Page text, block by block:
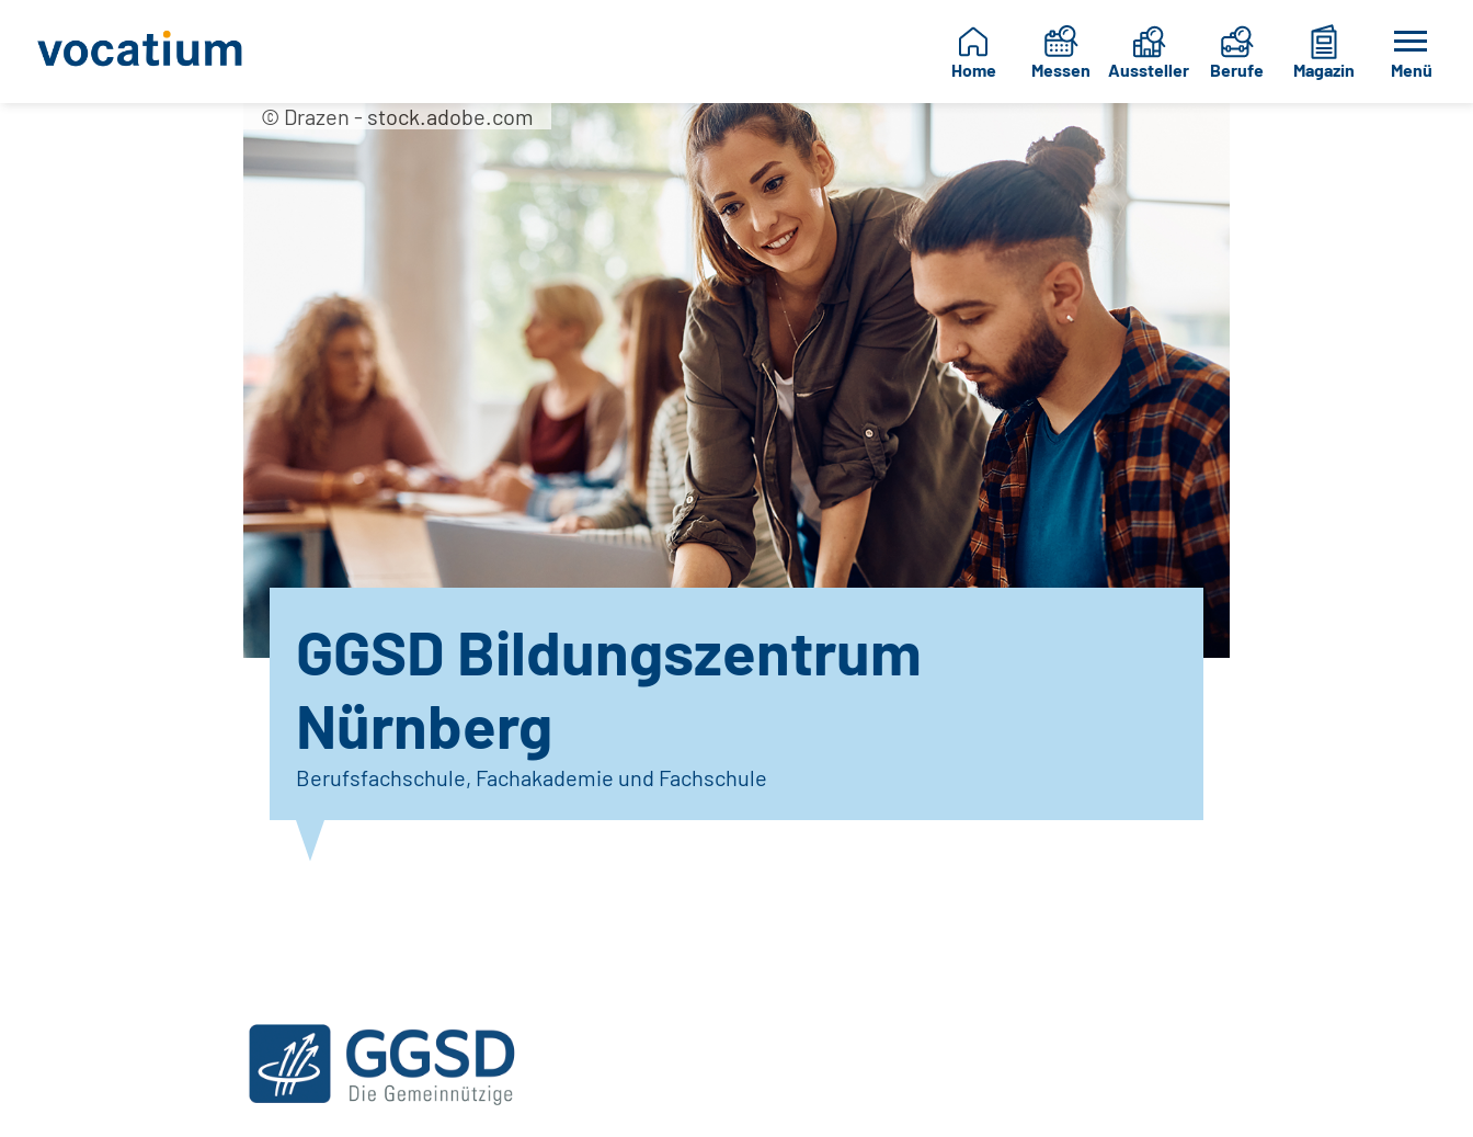
Home Messen Aussteller Berufe Magazin Menü
© Drazen - stock.adobe.com
GGSD Bildungszentrum
Nürnberg
Berufsfachschule, Fachakademie und Fachschule